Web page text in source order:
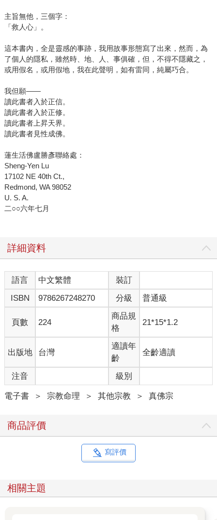
主旨無他，三個字：
「救人心」。
這本書內，全是靈感的事跡，我用故事形態寫了出來，然而，為
了個人的隱私，雖然時、地、人、事俱確，但，不得不隱藏之，
或用假名，或用假地，我在此聲明，如有雷同，純屬巧合。
我但願——
讀此書者入於正信。
讀此書者入於正修。
讀此書者上昇天界。
讀此書者見性成佛。
蓮生活佛盧勝彥聯絡處：
Sheng-Yen Lu
17102 NE 40th Ct.,
Redmond, WA 98052
U. S. A.
二○○六年七月
詳細資料
語言 中文繁體
裝訂
ISBN
9786267248270 分級 普通級
頁數 224
商品規
格
21*15*1.2
出版地 台灣
適讀年
齡
全齡適讀
注音 級別
電子書 ＞ 宗教命理 ＞ 其他宗教 ＞ 真佛宗
商品評價
寫評價
相關主題